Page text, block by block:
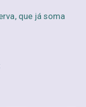
que já soma